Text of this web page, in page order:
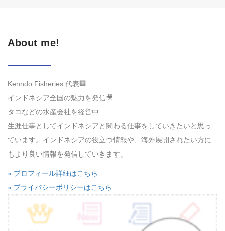
About me!
Kenndo Fisheries 代表🏢
インドネシア全国の魅力を発信🎥
タコなどの水産会社を経営中
生涯仕事としてインドネシアと関わる仕事をしていきたいと思っ
ています。インドネシアの役立つ情報や、海外展開されたい方に
もより良い情報を発信していきます。
» プロフィール詳細はこちら
» プライバシーポリシーはこちら